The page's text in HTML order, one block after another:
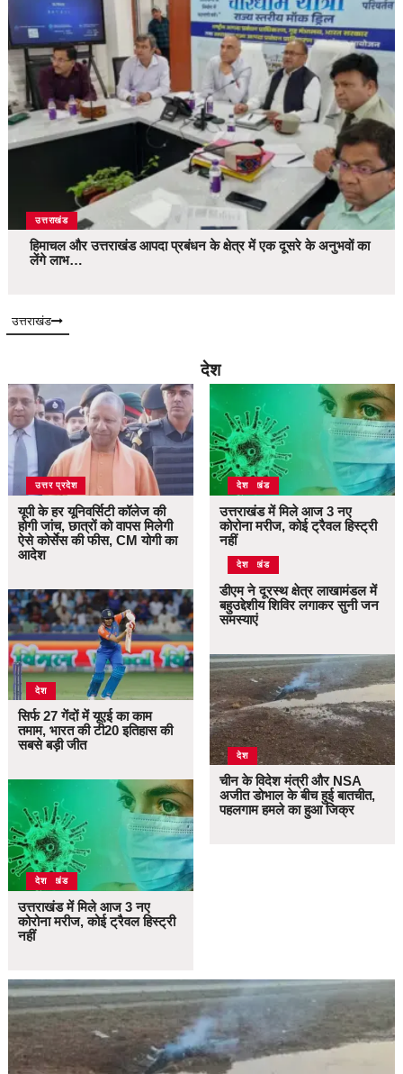
उत्तराखंड
हिमाचल और उत्तराखंड आपदा प्रबंधन के क्षेत्र में एक दूसरे के अनुभवों का
लेंगे लाभ…
उत्तराखंड
देश
उत्तर प्रदेश
यूपी के हर यूनिवर्सिटी कॉलेज की
होगी जांच, छात्रों को वापस मिलेगी
ऐसे कोर्सेस की फीस, CM योगी का
आदेश
देश
सिर्फ 27 गेंदों में यूएई का काम
तमाम, भारत की टी20 इतिहास की
सबसे बड़ी जीत
उत्तराखंड
देश
उत्तराखंड में मिले आज 3 नए
कोरोना मरीज, कोई ट्रैवल हिस्ट्री
नहीं
उत्तराखंड
देश
उत्तराखंड में मिले आज 3 नए
कोरोना मरीज, कोई ट्रैवल हिस्ट्री
नहीं
उत्तराखंड
देश
डीएम ने दूरस्थ क्षेत्र लाखामंडल में
बहुउद्देशीय शिविर लगाकर सुनी जन
समस्याएं
देश
चीन के विदेश मंत्री और NSA
अजीत डोभाल के बीच हुई बातचीत,
पहलगाम हमले का हुआ जिक्र